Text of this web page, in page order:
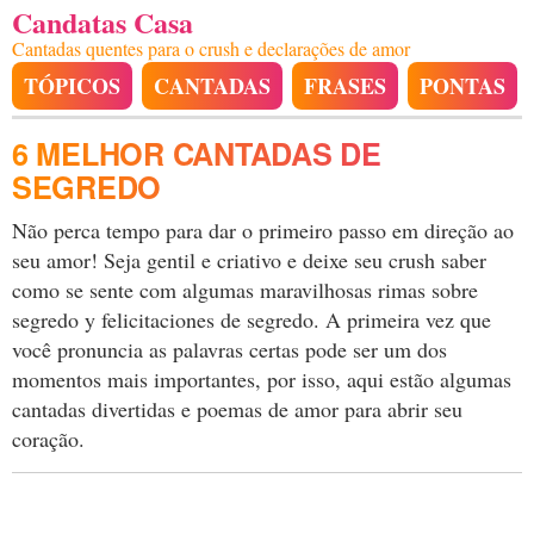
Candatas Casa
Cantadas quentes para o crush e declarações de amor
TÓPICOS CANTADAS FRASES PONTAS
6 MELHOR CANTADAS DE
SEGREDO
Não perca tempo para dar o primeiro passo em direção ao
seu amor! Seja gentil e criativo e deixe seu crush saber
como se sente com algumas maravilhosas rimas sobre
segredo y felicitaciones de segredo. A primeira vez que
você pronuncia as palavras certas pode ser um dos
momentos mais importantes, por isso, aqui estão algumas
cantadas divertidas e poemas de amor para abrir seu
coração.